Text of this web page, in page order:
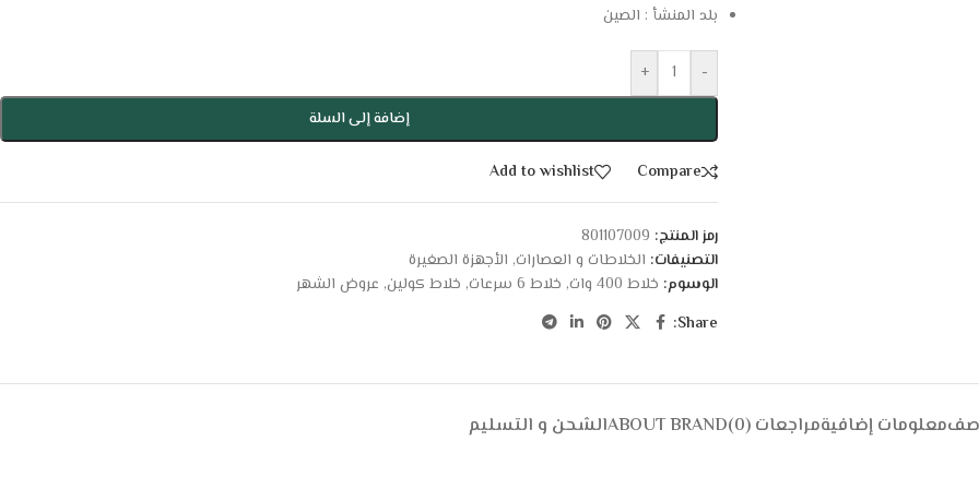
بلد المنشأ : الصين
-
+
إضافة إلى السلة
Compare
Add to wishlist
رمز المنتج: 801107009
التصنيفات: الخلاطات و العصارات, الأجهزة الصغيرة
الوسوم: خلاط 400 وات , خلاط 6 سرعات , خلاط كولين, عروض الشهر
Share:
معلومات إضافيةمراجعات (0) ABOUT BRANDالشحن و التسليم